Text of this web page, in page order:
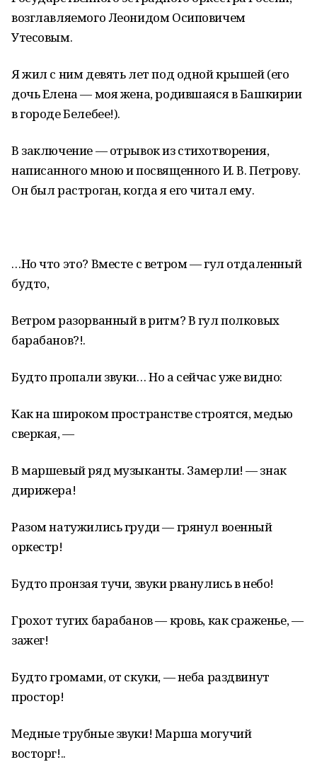
возглавляемого Леонидом Осиповичем
Утесовым.
Я жил с ним девять лет под одной крышей (его
дочь Елена — моя жена, родившаяся в Башкирии
в городе Белебее!).
В заключение — отрывок из стихотворения,
написанного мною и посвященного И. В. Петрову.
Он был растроган, когда я его читал ему.
…Но что это? Вместе с ветром — гул отдаленный
будто,
Ветром разорванный в ритм? В гул полковых
барабанов?!.
Будто пропали звуки… Но а сейчас уже видно:
Как на широком пространстве строятся, медью
сверкая, —
В маршевый ряд музыканты. Замерли! — знак
дирижера!
Разом натужились груди — грянул военный
оркестр!
Будто пронзая тучи, звуки рванулись в небо!
Грохот тугих барабанов — кровь, как сраженье, —
зажег!
Будто громами, от скуки, — неба раздвинут
простор!
Медные трубные звуки! Марша могучий
восторг!..